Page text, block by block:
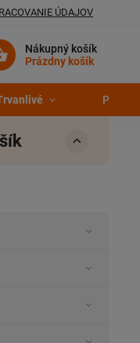
ÚDAJOV
Nákupný košík
Prázdny košík